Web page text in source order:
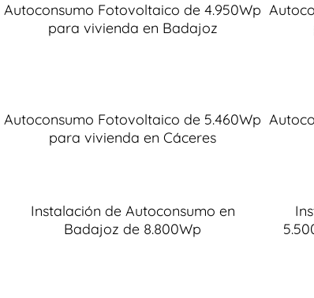
Autoconsumo Fotovoltaico de 4.950Wp
para vivienda en Badajoz
Autoconsumo Fotovoltaico de 5.460Wp
para vivienda en Cáceres
Instalación de Autoconsumo en
Badajoz de 8.800Wp